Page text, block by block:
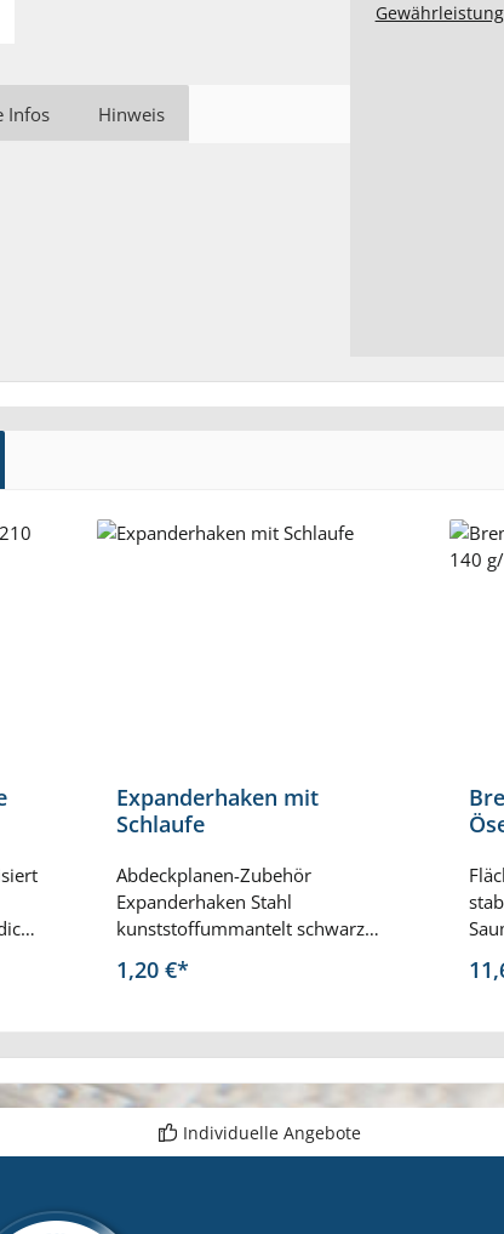
Infos Hinweis
Expanderhaken mit
Schlaufe
Abdeckplanen-Zubehör
Expanderhaken Stahl
kunststoffummantelt schwarz
Schlaufe aus Expanderseil
hochelastisch Schlaufenlänge
für den Außeneinsatz
1,20 €*
Individuelle Angebote